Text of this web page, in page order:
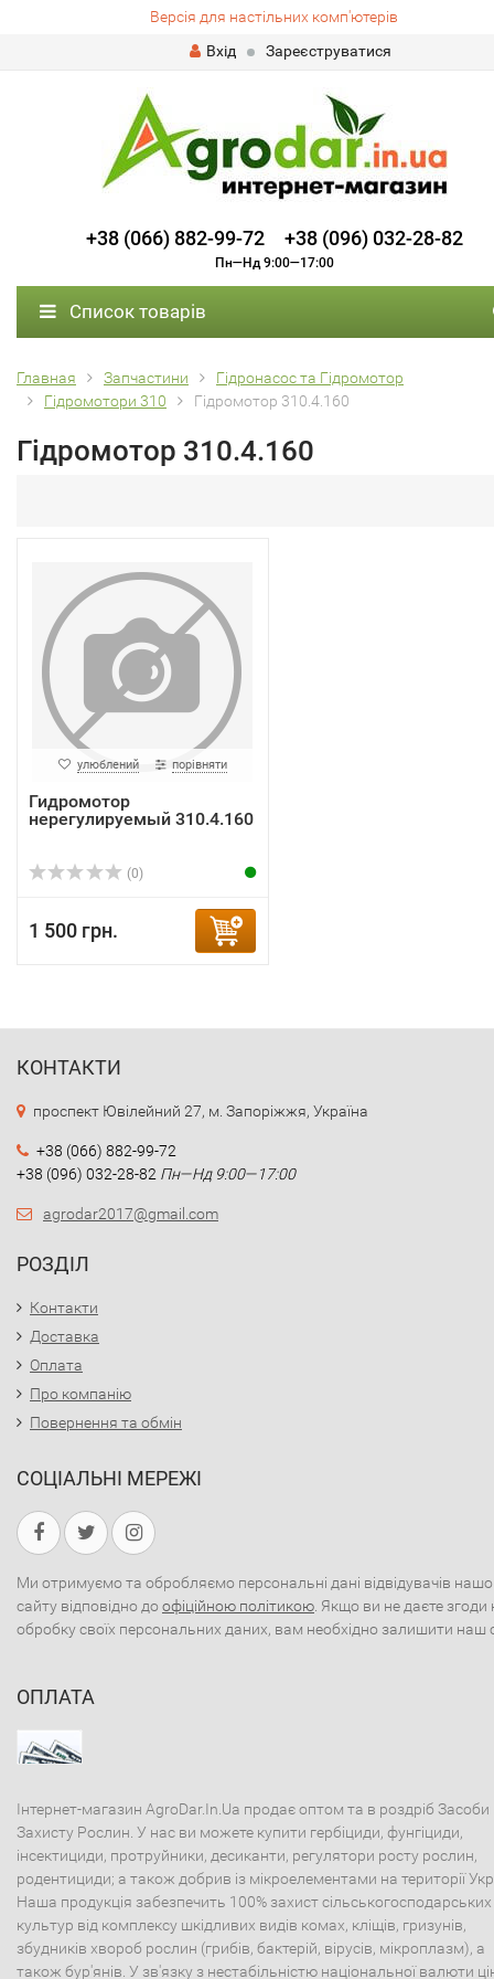
Версія для настільних комп'ютерів
Вхід
Зареєструватися
+38 (066) 882-99-72 +38 (096) 032-28-82
Пн—Нд 9:00—17:00
Список товарів
Главная Запчастини
Гідронасос та Гідромотор
Гідромотори 310
Гідромотор 310.4.160
Гідромотор 310.4.160
улюблений порівняти
Гидромотор
нерегулируемый 310.4.160
(0)
1 500 грн.
КОНТАКТИ
проспект Ювілейний 27, м. Запоріжжя, Україна
+38 (066) 882-99-72
+38 (096) 032-28-82 Пн—Нд 9:00—17:00
agrodar2017@gmail.com
РОЗДІЛ
Контакти
Доставка
Оплата
Про компанію
Повернення та обмін
СОЦІАЛЬНІ МЕРЕЖІ
Ми отримуємо та обробляємо персональні дані відвідувачів
сайту відповідно до офіційною політикою . Якщо ви не даєте згоди
обробку своїх персональних даних, вам необхідно залишити наш
ОПЛАТА
Інтернет-магазин AgroDar.In.Ua продає оптом та в роздріб Засоби
Захисту Рослин. У нас ви можете купити гербіциди, фунгіциди,
інсектициди, протруйники, десиканти, регулятори росту рослин,
родентициди; а також добрив із мікроелементами на території
Наша продукція забезпечить 100% захист сільськогосподарських
культур від комплексу шкідливих видів комах, кліщів, гризунів,
збудників хвороб рослин (грибів, бактерій, вірусів, мікроплазм), а
також бур'янів. У зв'язку з нестабільністю національної валюти